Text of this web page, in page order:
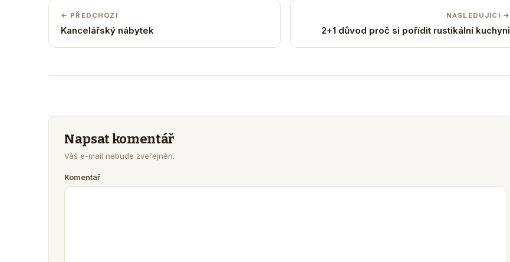
← PŘEDCHOZÍ
Kancelářský nábytek
NÁSLEDUJÍCÍ →
2+1 důvod proč si pořídit rustikální kuchyni
Napsat komentář
Váš e-mail nebude zveřejněn.
Komentář